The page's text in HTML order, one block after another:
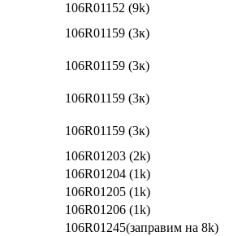
106R01152 (9k)
106R01159 (3к)
106R01159 (3к)
106R01159 (3к)
106R01159 (3к)
106R01203 (2k)
106R01204 (1k)
106R01205 (1k)
106R01206 (1k)
106R01245(заправим на 8k)